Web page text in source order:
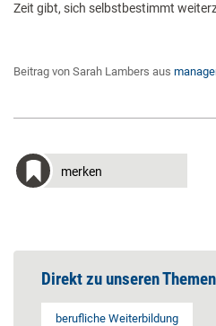
Zeit gibt, sich selbstbestimmt
Beitrag von Sarah Lambers aus
merken
Direkt zu unseren
berufliche Weiterbildung